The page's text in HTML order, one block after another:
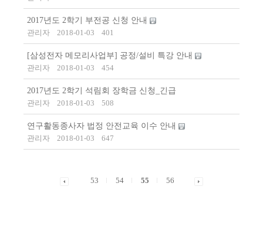
2017년도 2학기 부전공 신청 안내
관리자
2018-01-03 401
[삼성전자 메모리사업부] 공정/설비 특강 안내
관리자
2018-01-03 454
2017년도 2학기 석림회 장학금 신청_긴급
관리자
2018-01-03 508
연구활동종사자 법정 안전교육 이수 안내
관리자
2018-01-03 647
53 54 55 56